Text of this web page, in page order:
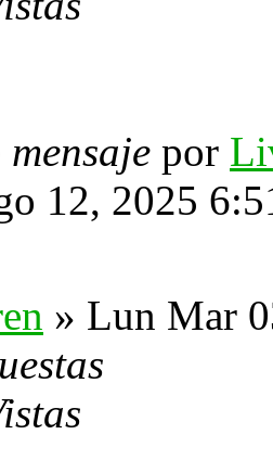
por
12, 2025
» Lun Mar